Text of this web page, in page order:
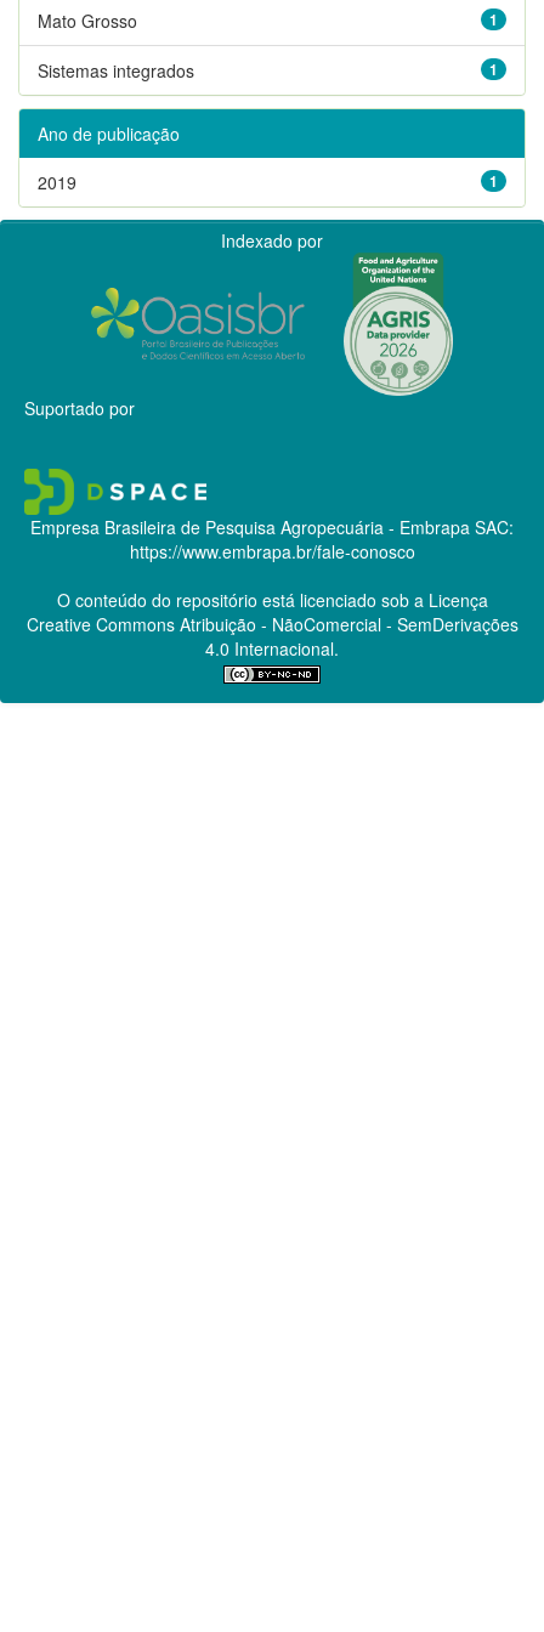
1
Mato Grosso
1
Sistemas integrados
Ano de publicação
1
2019
Indexado por
Suportado por
Empresa Brasileira de Pesquisa Agropecuária - Embrapa SAC:
https://www.embrapa.br/fale-conosco
O conteúdo do repositório está licenciado sob a Licença
Creative CommonsAtribuição - NãoComercial - SemDerivações
4.0 Internacional.